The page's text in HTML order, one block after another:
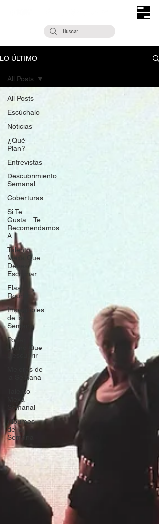
LO ÚLTIMO
All Posts
Escúchalo
Noticias
¿Qué
Plan?
Entrevistas
Descubrimiento
Semanal
Coberturas
Si Te
Gusta... Te
Recomendamos
A...
Talento
Mexa Que
Debes
Escuchar
Flash
Round
Imperdibles
de la
Semana
Poder
Latino Que
Descubrir
Mejores de
la Semana
Talento
Mexa
Semanal
Álbumes
de la
Semana
All Posts